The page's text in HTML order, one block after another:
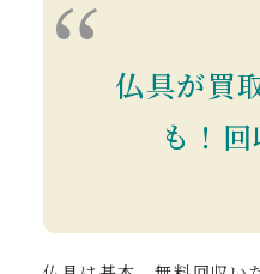
仏具が買
も ！